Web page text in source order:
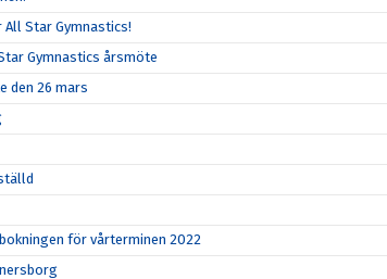
All Star Gymnastics!
Gymnastics årsmöte
den 26 mars
för vårterminen 2022